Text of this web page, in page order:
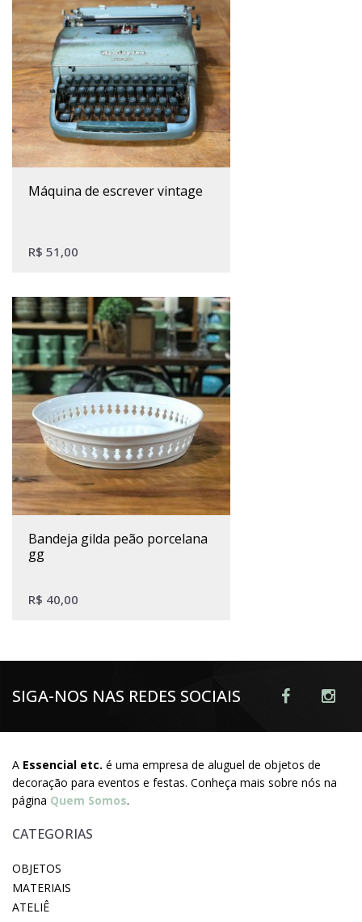
máquina de escrever vintage
R$ 51,00
bandeja gilda peão porcelana
gg
R$ 40,00
SIGA-NOS NAS REDES SOCIAIS
A Essencial etc. é uma empresa de aluguel de objetos de
decoração para eventos e festas. Conheça mais sobre nós na
página Quem Somos.
CATEGORIAS
OBJETOS
MATERIAIS
ATELIÊ